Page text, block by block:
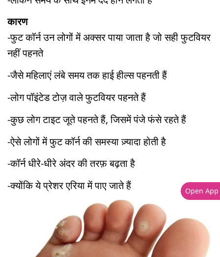
कारण
-फुट कॉर्न उन लोगों में अक्सर पाया जाता है जो सही फुटवियर
नहीं पहनते
-जैसे महिलाएं लंबे समय तक हाई हील्स पहनती हैं
-लोग पॉइंटेड टोज़ वाले फुटवियर पहनते हैं
-कुछ लोग टाइट जूते पहनते हैं, जिसमें पंजे फंसे रहते हैं
-ऐसे लोगों में फुट कॉर्न की समस्या ज़्यादा होती है
-कॉर्न धीरे-धीरे अंदर की तरफ़ बढ़ता है
-क्योंकि ये प्रेशर एरिया में पाए जाते हैं
Open App